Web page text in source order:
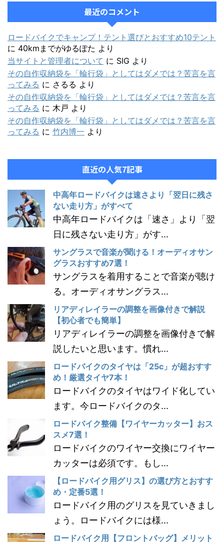
最近のコメント
ロードバイクでキャンプ！テント選びとおすすめ10テント
に 40kmまでがゆるぽた より
当サイトと管理者について に SIG より
その自作収納袋を「輪行袋」としてはダメでは？苦言を言
ってみる に さるる より
その自作収納袋を「輪行袋」としてはダメでは？苦言を言
ってみる に 木戸 より
その自作収納袋を「輪行袋」としてはダメでは？苦言を言
ってみる に 竹内博一 より
直近の人気7記事
中高年ロードバイクは速さより「翌日に残さ
ない走り方」がすべて
中高年ロードバイクは「速さ」より「翌
日に残さない走り方」がす...
サングラスで音楽が聞ける！オーディオサン
グラスおすすめ7選！
サングラスを着用することで音楽が聴け
る。オーディオサングラス...
リアディレイラーの調整を画像付きで解説
【初心者でも簡単】
リアディレイラーの調整を画像付きで解
説したいと思います。慣れ...
ロードバイクのタイヤは「25c」が超おすす
め！厳選タイヤ7本！
ロードバイクのタイヤはワイド化してい
ます。今ロードバイクのタ...
ロードバイク整備【ワイヤーカッター】おス
スメ7選！
ロードバイクのワイヤー交換にワイヤー
カッターは必須です。もし...
【ロードバイク用グリス】の選び方とおすす
め・定番5選！
ロードバイク用のグリスを見ていきまし
ょう。ロードバイクには様...
ロードバイク用【フロントバッグ】メリット